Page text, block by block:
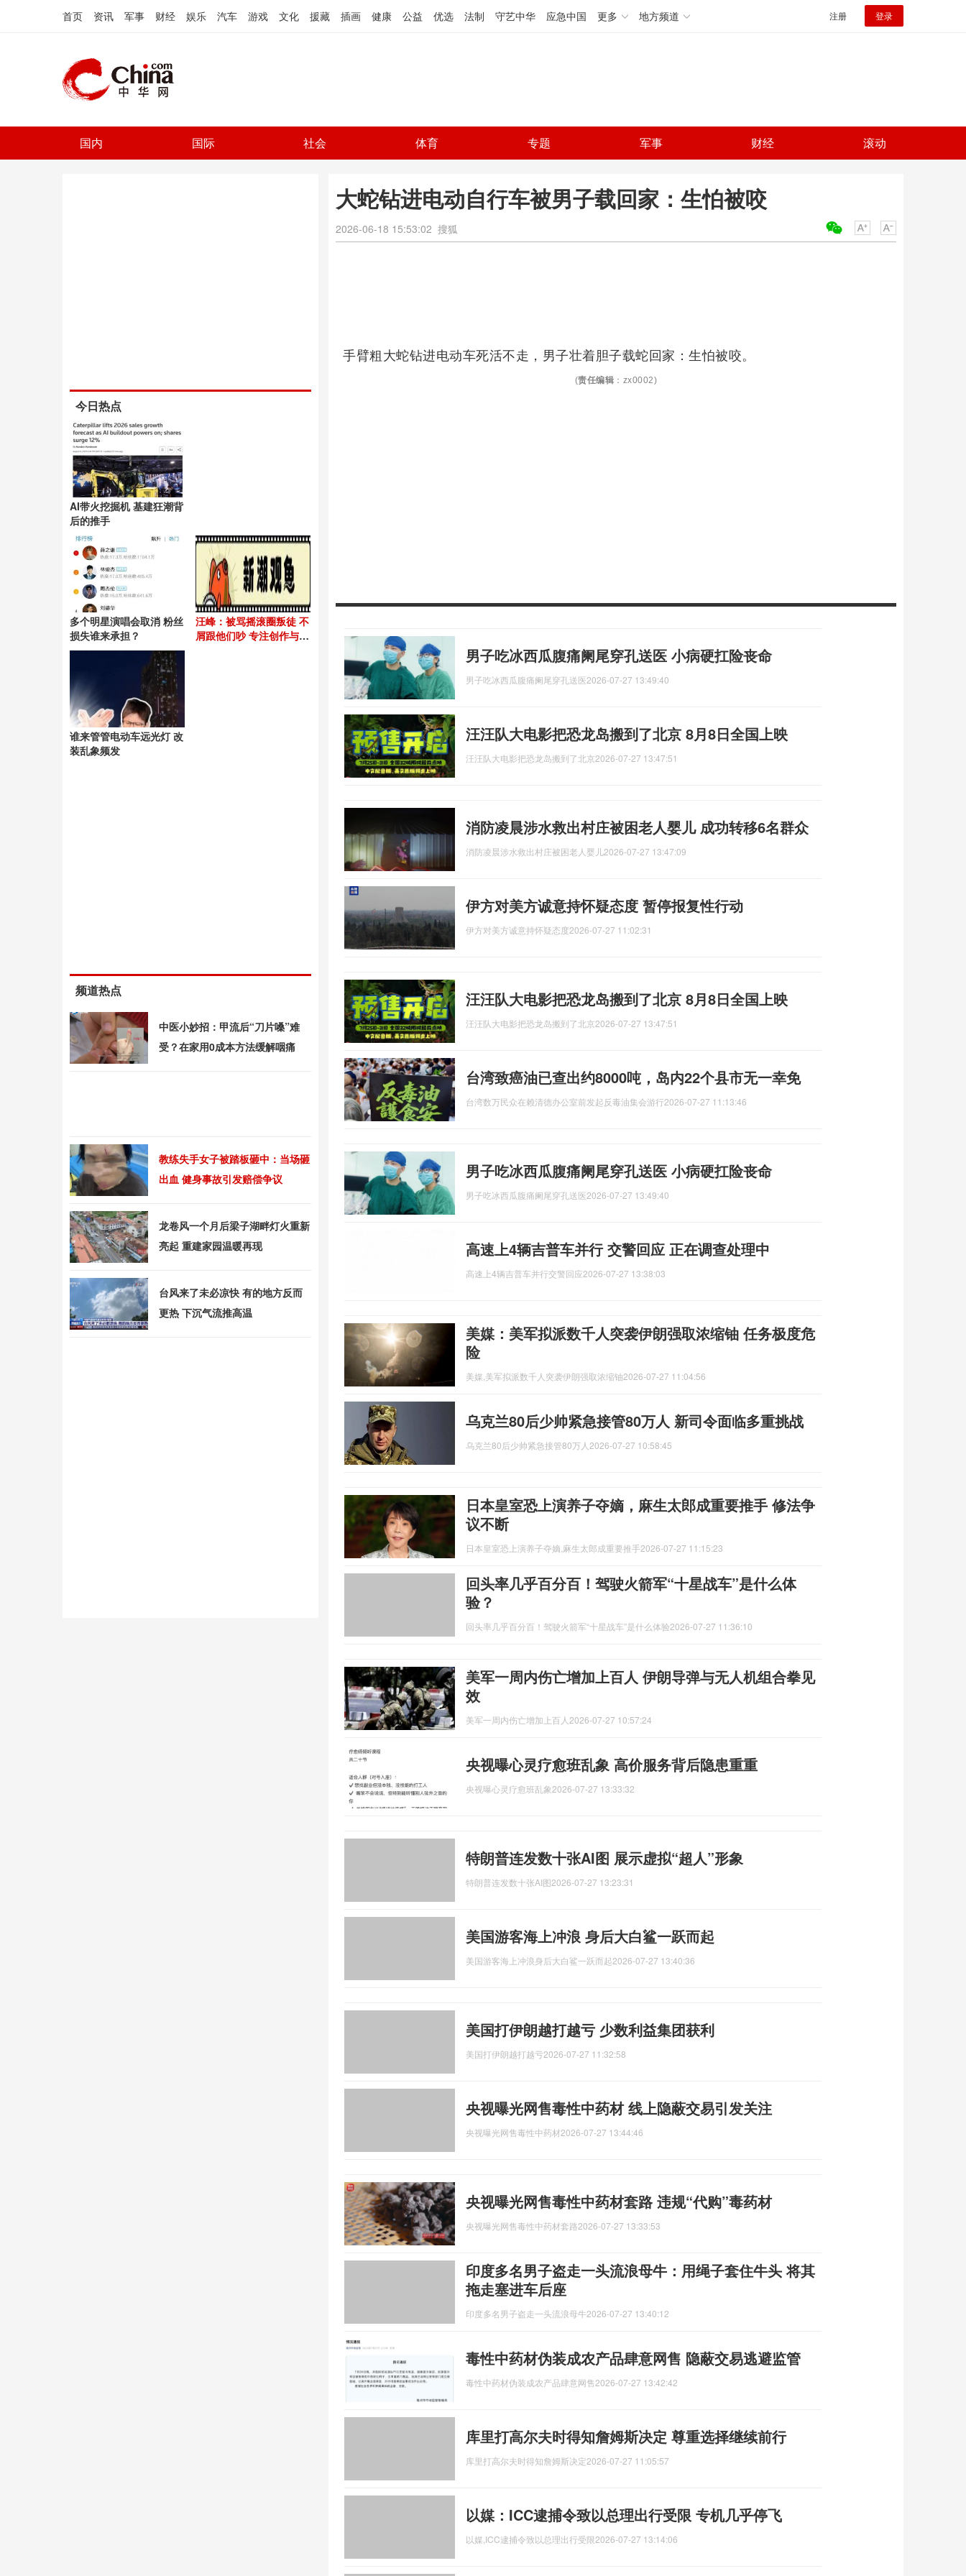
首页 资讯 军事 财经 娱乐 汽车 游戏 文化 援藏 插画 健康 公益 优选 法制 守艺中华 应急中国 更多 地方频道 注册 登录
国内 国际 社会 体育 专题 军事 财经 滚动
大蛇钻进电动自行车被男子载回家：生怕被咬
2026-06-18 15:53:02 搜狐
手臂粗大蛇钻进电动车死活不走，男子壮着胆子载蛇回家：生怕被咬。
(责任编辑 ：zx0002)
男子吃冰西瓜腹痛阑尾穿孔送医 小病硬扛险丧命
男子吃冰西瓜腹痛阑尾穿孔送医2026-07-27 13:49:40
汪汪队大电影把恐龙岛搬到了北京 8月8日全国上映
汪汪队大电影把恐龙岛搬到了北京2026-07-27 13:47:51
消防凌晨涉水救出村庄被困老人婴儿 成功转移6名群众
消防凌晨涉水救出村庄被困老人婴儿2026-07-27 13:47:09
伊方对美方诚意持怀疑态度 暂停报复性行动
伊方对美方诚意持怀疑态度2026-07-27 11:02:31
汪汪队大电影把恐龙岛搬到了北京 8月8日全国上映
汪汪队大电影把恐龙岛搬到了北京2026-07-27 13:47:51
台湾致癌油已查出约8000吨，岛内22个县市无一幸免
台湾数万民众在赖清德办公室前发起反毒油集会游行2026-07-27 11:13:46
男子吃冰西瓜腹痛阑尾穿孔送医 小病硬扛险丧命
男子吃冰西瓜腹痛阑尾穿孔送医2026-07-27 13:49:40
高速上4辆吉普车并行 交警回应 正在调查处理中
高速上4辆吉普车并行交警回应2026-07-27 13:38:03
美媒：美军拟派数千人突袭伊朗强取浓缩铀 任务极度危
险
美媒,美军拟派数千人突袭伊朗强取浓缩铀2026-07-27 11:04:56
乌克兰80后少帅紧急接管80万人 新司令面临多重挑战
乌克兰80后少帅紧急接管80万人 2026-07-27 10:58:45
日本皇室恐上演养子夺嫡，麻生太郎成重要推手 修法争
议不断
日本皇室恐上演养子夺嫡,麻生太郎成重要推手2026-07-27 11:15:23
回头率几乎百分百！驾驶火箭军“十星战车”是什么体
验？
回头率几乎百分百！驾驶火箭军“十星战车”是什么体验2026-07-27 11:36:10
美军一周内伤亡增加上百人 伊朗导弹与无人机组合拳见
效
美军一周内伤亡增加上百人 2026-07-27 10:57:24
央视曝心灵疗愈班乱象 高价服务背后隐患重重
央视曝心灵疗愈班乱象2026-07-27 13:33:32
特朗普连发数十张AI图 展示虚拟“超人”形象
特朗普连发数十张AI图2026-07-27 13:23:31
美国游客海上冲浪 身后大白鲨一跃而起
美国游客海上冲浪身后大白鲨一跃而起2026-07-27 13:40:36
美国打伊朗越打越亏 少数利益集团获利
美国打伊朗越打越亏2026-07-27 11:32:58
央视曝光网售毒性中药材 线上隐蔽交易引发关注
央视曝光网售毒性中药材2026-07-27 13:44:46
央视曝光网售毒性中药材套路 违规“代购”毒药材
央视曝光网售毒性中药材套路2026-07-27 13:33:53
印度多名男子盗走一头流浪母牛：用绳子套住牛头 将其
拖走塞进车后座
印度多名男子盗走一头流浪母牛2026-07-27 13:40:12
毒性中药材伪装成农产品肆意网售 隐蔽交易逃避监管
毒性中药材伪装成农产品肆意网售2026-07-27 13:42:42
库里打高尔夫时得知詹姆斯决定 尊重选择继续前行
库里打高尔夫时得知詹姆斯决定2026-07-27 11:05:57
以媒：ICC逮捕令致以总理出行受限 专机几乎停飞
以媒,ICC逮捕令致以总理出行受限2026-07-27 13:14:06
今日热点
AI带火挖掘机 基建狂潮背
后的推手
多个明星演唱会取消 粉丝
损失谁来承担？
汪峰：被骂摇滚圈叛徒 不
屑跟他们吵 专注创作与时
谁来管管电动车远光灯 改
装乱象频发
频道热点
中医小妙招：甲流后“刀片嗓”难
受？在家用0成本方法缓解咽痛
教练失手女子被踏板砸中：当场砸
出血 健身事故引发赔偿争议
龙卷风一个月后梁子湖畔灯火重新
亮起 重建家园温暖再现
台风来了未必凉快 有的地方反而
更热 下沉气流推高温